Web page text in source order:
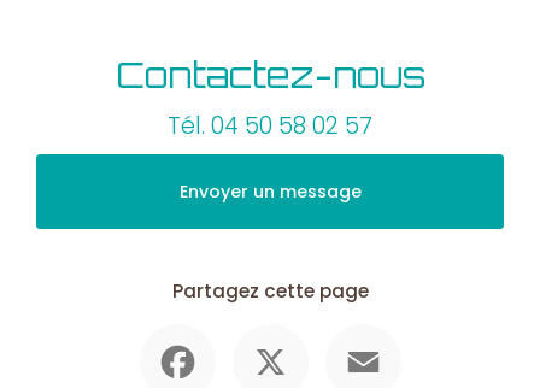
Contactez-nous
Tél. 04 50 58 02 57
Envoyer un message
Partagez cette page